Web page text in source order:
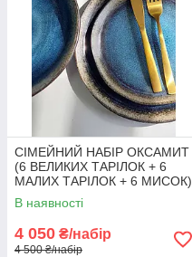
СІМЕЙНИЙ НАБІР ОКСАМИТ
(6 ВЕЛИКИХ ТАРІЛОК + 6
МАЛИХ ТАРІЛОК + 6 МИСОК)
В наявності
4 050 ₴/набір
4 500 ₴/набір